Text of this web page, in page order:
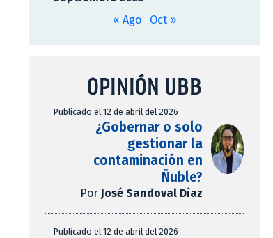
« Ago Oct »
OPINIÓN UBB
Publicado el 12 de abril del 2026
¿Gobernar o solo
gestionar la
contaminación en
Ñuble?
Por José Sandoval Díaz
Publicado el 12 de abril del 2026